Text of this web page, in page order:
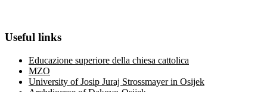
Useful links
Educazione superiore della chiesa cattolica
MZO
University of Josip Juraj Strossmayer in Osijek